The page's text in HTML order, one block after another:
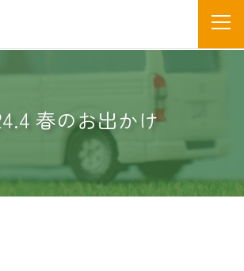
春のお出かけ